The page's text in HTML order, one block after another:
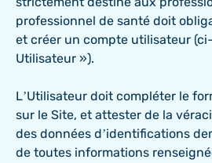
professionnel de santé doit
et créer un compte utilisateur
Utilisateur »).
L’Utilisateur doit compléter le
sur le Site, et attester de la
des données d’identifications
de toutes informations